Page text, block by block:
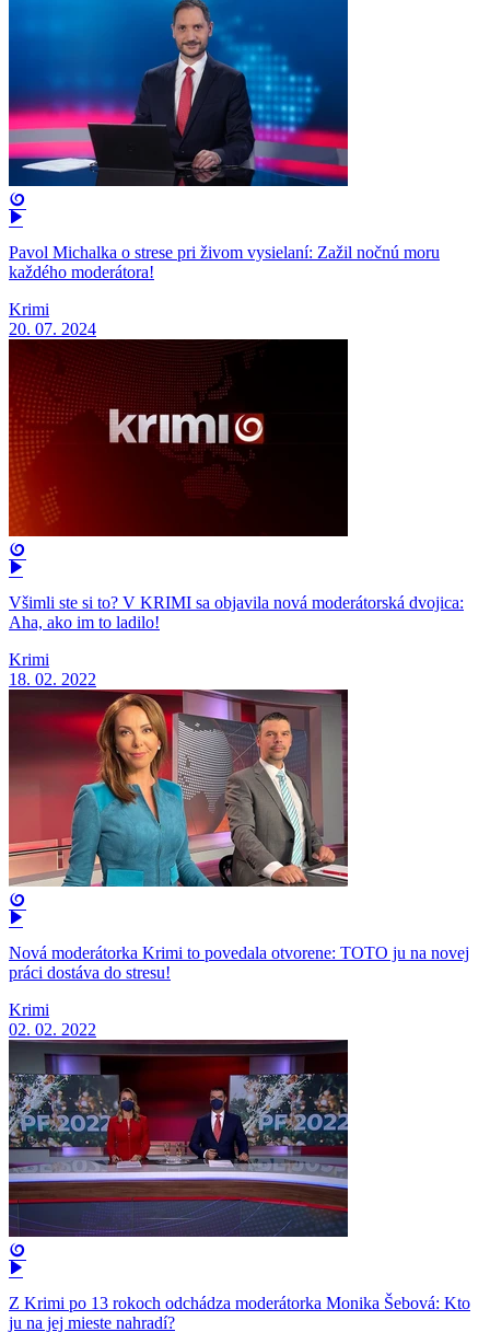
Pavol Michalka o strese pri živom vysielaní: Zažil nočnú moru
každého moderátora!
Krimi
20. 07. 2024
Všimli ste si to? V KRIMI sa objavila nová moderátorská dvojica:
Aha, ako im to ladilo!
Krimi
18. 02. 2022
Nová moderátorka Krimi to povedala otvorene: TOTO ju na novej
práci dostáva do stresu!
Krimi
02. 02. 2022
Z Krimi po 13 rokoch odchádza moderátorka Monika Šebová: Kto
ju na jej mieste nahradí?